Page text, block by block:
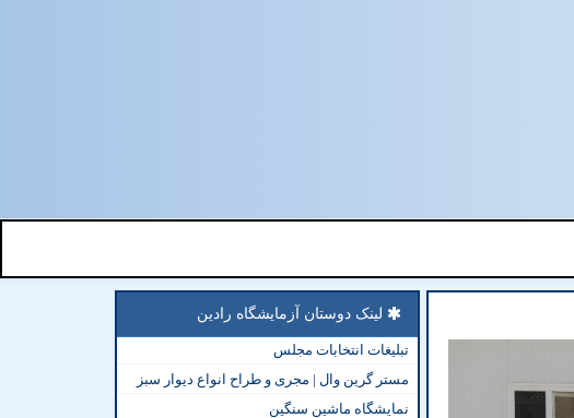
لینک دوستان آزمایشگاه رادین
تبلیغات انتخابات مجلس
مستر گرین وال | مجری و طراح انواع دیوار سبز
نمایشگاه ماشین سنگین